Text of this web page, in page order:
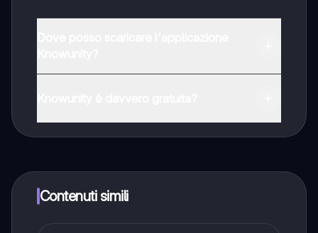
Knowunity Premium, che consente di studiare senza
alcun limite!!
Contenuti simili